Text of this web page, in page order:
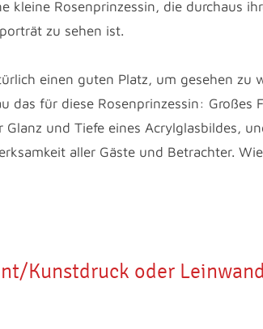
kleine Rosenprinzessin, die durchaus
zu sehen ist.
einen guten Platz, um gesehen zu
das für diese Rosenprinzessin: Großes
Glanz und Tiefe eines Acrylglasbildes,
aller Gäste und Betrachter. Wie
Kunstdruck oder